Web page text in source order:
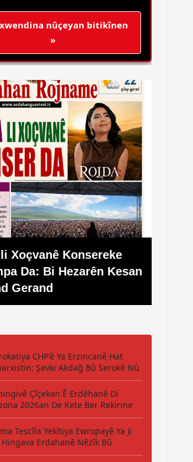
xwendina nûçeyan bitikînen
»
Her weha Sîluet Xuyan
Kêfxweşî Kêm Nebû:
Navneteweyî ya Bisîkletê
Pêşiya Komele û
CHP'ê Ya Erzincanê Hat
Şevki Akdağ Bû Serokê Nû
Çîçekan Ê Erdêhanê Di
2026an De Kete Ber Rekirine
Tescîla Yekîtiya Ewropayê Ya Ji
Hingava Erdahanê Nêzîk Bû